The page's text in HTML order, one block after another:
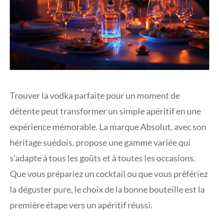
Trouver la vodka parfaite pour un moment de
détente peut transformer un simple apéritif en une
expérience mémorable. La marque Absolut, avec son
héritage suédois, propose une gamme variée qui
s’adapte à tous les goûts et à toutes les occasions.
Que vous prépariez un cocktail ou que vous préfériez
la déguster pure, le choix de la bonne bouteille est la
première étape vers un apéritif réussi.